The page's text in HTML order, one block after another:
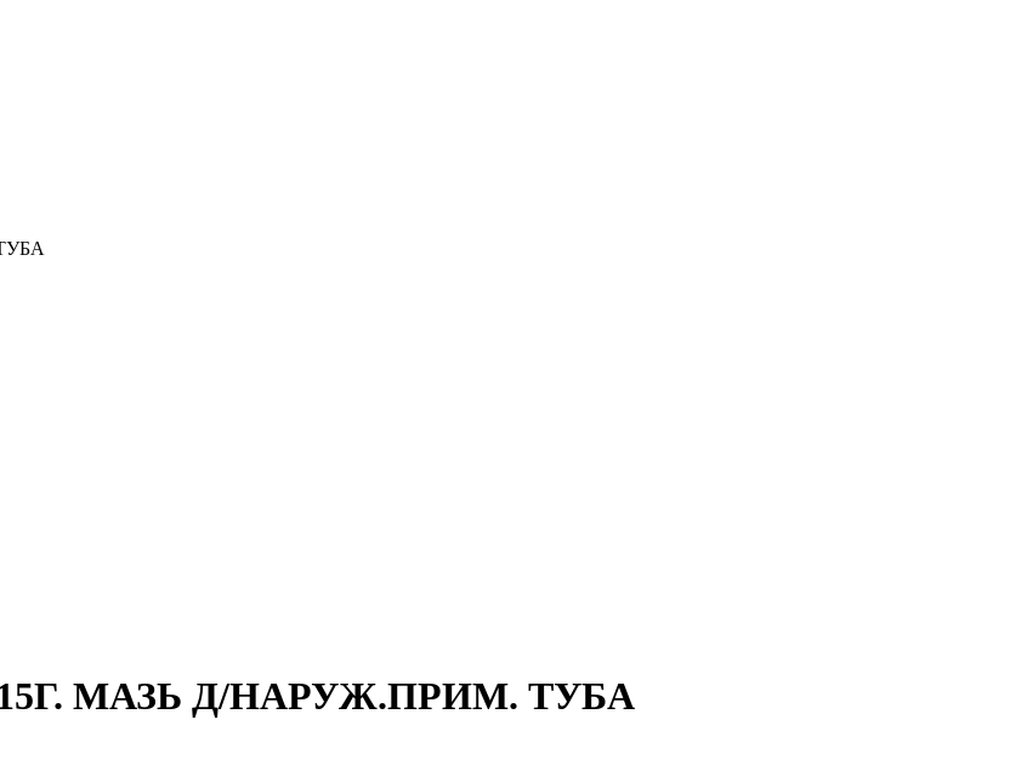
МАЗЬ Д/НАРУЖ.ПРИМ. ТУБА